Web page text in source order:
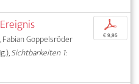
Fabian Goppelsröder
Sichtbarkeiten 1:
p
€ 9,95